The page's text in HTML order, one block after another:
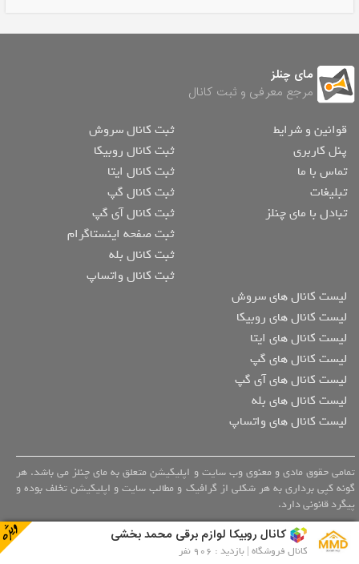
مای چنلز
مرجع معرفی و ثبت کانال
قوانین و شرایط
پنل کاربری
تماس با ما
تبلیغات
تبادل با مای چنلز
ثبت کانال سروش
ثبت کانال روبیکا
ثبت کانال ایتا
ثبت کانال گپ
ثبت کانال آی گپ
ثبت صفحه اینستاگرام
ثبت کانال بله
ثبت کانال واتساپ
لیست کانال های سروش
لیست کانال های روبیکا
لیست کانال های ایتا
لیست کانال های گپ
لیست کانال های آی گپ
لیست کانال های بله
لیست کانال های واتساپ
تمامی حقوق مادی و معنوی وب سایت و اپلیکیشن متعلق به مای چنلز می باشد. هر
گونه کپی برداری به هر شکلی از گرافیک و مطالب سایت و اپلیکیشن تخلف بوده و
پیگرد قانونی دارد.
کانال روبیکا لوازم برقی محمد بخشی
کانال فروشگاه | بازدید : 906 نفر